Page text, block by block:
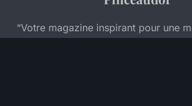
“Votre magazine inspirant pour une